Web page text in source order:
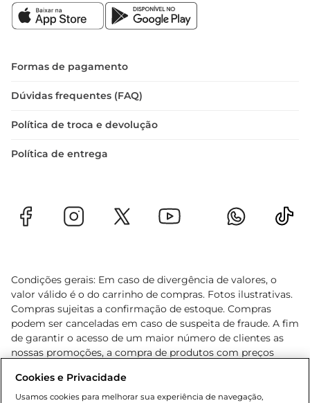
Formas de pagamento
Dúvidas frequentes (FAQ)
Política de troca e devolução
Política de entrega
Condições gerais: Em caso de divergência de valores, o
valor válido é o do carrinho de compras. Fotos ilustrativas.
Compras sujeitas a confirmação de estoque. Compras
podem ser canceladas em caso de suspeita de fraude. A fim
de garantir o acesso de um maior número de clientes as
nossas promoções, a compra de produtos com preços
cliente. Os preços, ofertas e condições são exclusivos para
o e-commerce e válidos durante o dia de hoje, podendo
Cookies e Privacidade
Usamos cookies para melhorar sua experiência de navegação,